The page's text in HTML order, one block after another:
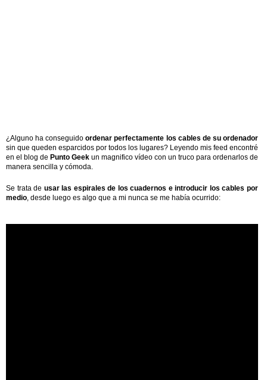
¿Alguno ha conseguidoordenar perfectamente los cables de su ordenador
sin que queden esparcidos por todos los lugares? Leyendo mis feed encontré
en el blog de Punto Geek un magnifico vídeo con un truco para ordenarlos de
manera sencilla y cómoda.
Se trata de usar las espirales de los cuadernos e introducir los cables por
medio, desde luego es algo que a mi nunca se me había ocurrido: